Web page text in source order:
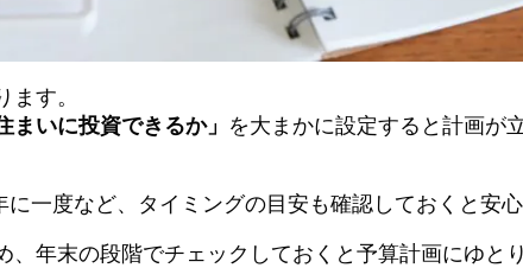
す。
まいに投資できるか」
を大まかに設定すると計画が
一度など、タイミングの目安も確認しておくと安
、年末の段階でチェックしておくと予算計画にゆと